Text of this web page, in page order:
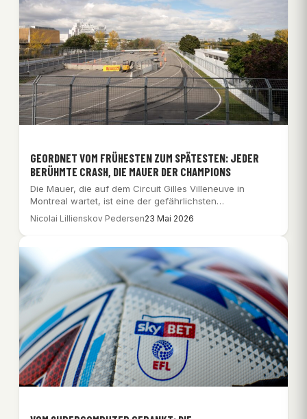
GEORDNET VOM FRÜHESTEN ZUM SPÄTESTEN: JEDER
BERÜHMTE CRASH, DIE MAUER DER CHAMPIONS
Die Mauer, die auf dem Circuit Gilles Villeneuve in
Montreal wartet, ist eine der gefährlichsten…
Nicolai Lillienskov Pedersen23 Mai 2026